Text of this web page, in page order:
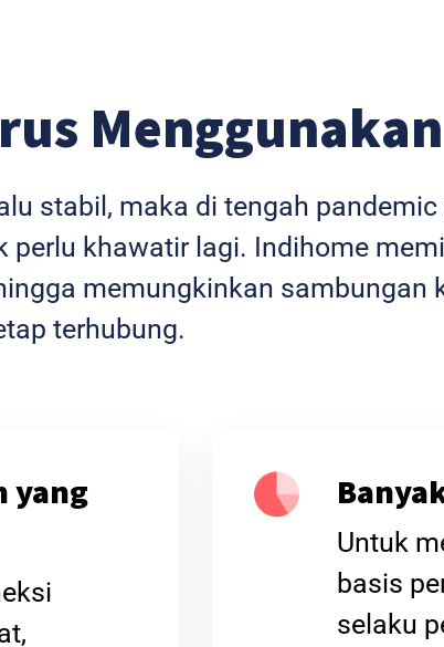
stabil, maka di tengah
perlu khawatir lagi. Indihome
memungkinkan sambungan
terhubung.
yang
Untuk
basis
selaku